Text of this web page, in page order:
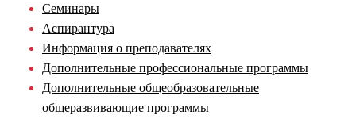
Семинары
Аспирантура
Информация о преподавателях
Дополнительные профессиональные программы
Дополнительные общеобразовательные
общеразвивающие программы